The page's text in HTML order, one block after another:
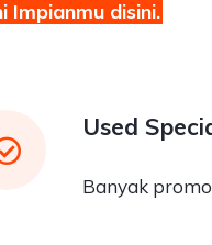
Impianmu disini.
Used
Banyak